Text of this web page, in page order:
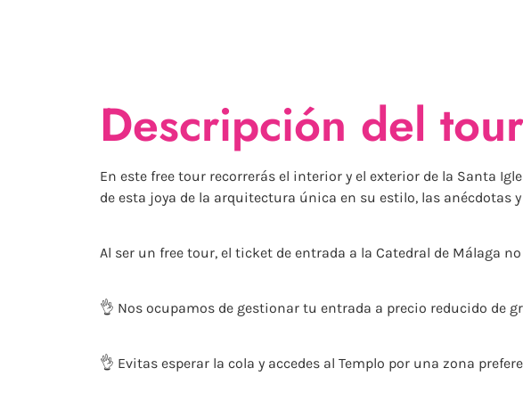
Descripción del tour
En este free tour recorrerás el interior y el exterior de la Santa
de esta joya de la arquitectura única en su estilo, las anécdotas
Al ser un free tour, el ticket de entrada a la Catedral de Málaga
👌 Nos ocupamos de gestionar tu entrada a precio reducido de
👌 Evitas esperar la cola y accedes al Templo por una zona